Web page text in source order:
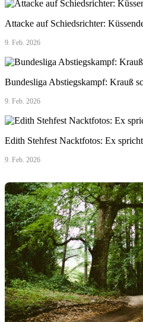
Attacke auf Schiedsrichter:
9. Feb. 2026
Bundesliga Abstiegskampf: Krauß
9. Feb. 2026
Edith Stehfest Nacktfotos: Ex
9. Feb. 2026